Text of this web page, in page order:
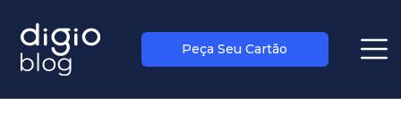
Peça Seu Cartão